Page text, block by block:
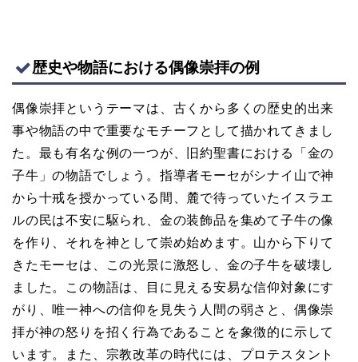
歴史や物語における偶像崇拝の例
偶像崇拝というテーマは、古くから多くの歴史的出来
事や物語の中で重要なモチーフとして描かれてきまし
た。最も有名な例の一つが、旧約聖書における「金の
子牛」の物語でしょう。指導者モーセがシナイ山で神
から十戒を授かっている間、麓で待っていたイスラエ
ルの民は不安に駆られ、金の装飾品を集めて子牛の像
を作り、それを神として崇め始めます。山から下りて
きたモーセは、この光景に激怒し、金の子牛を破壊し
ました。この物語は、目に見える安易な信仰対象にす
がり、唯一神への信仰を見失う人間の弱さと、偶像崇
拝が神の怒りを招く行為であることを象徴的に示して
います。また、宗教改革の時代には、プロテスタント